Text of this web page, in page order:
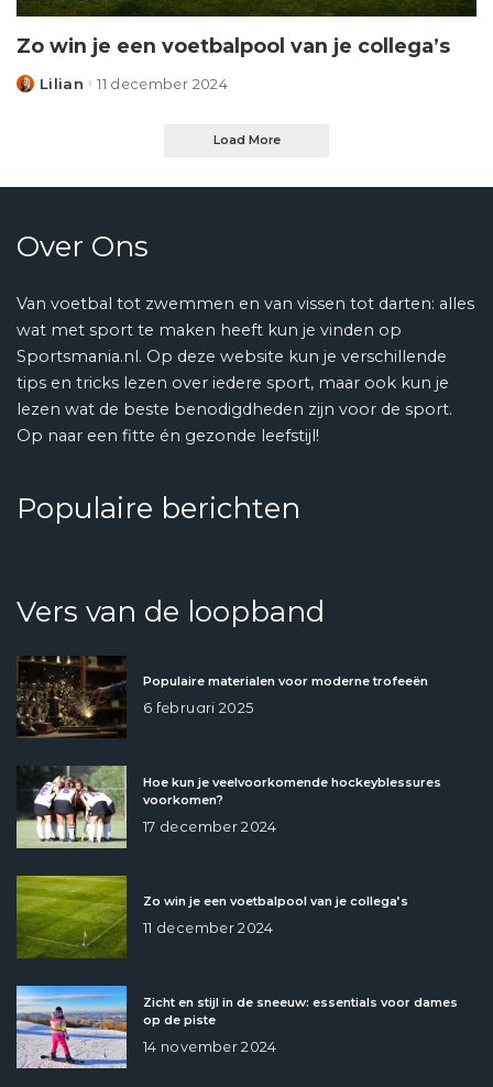
Zo win je een voetbalpool van je collega’s
Posted
Lilian 11 december 2024
Load More
Over Ons
Van voetbal tot zwemmen en van vissen tot darten: alles
wat met sport te maken heeft kun je vinden op
Sportsmania.nl. Op deze website kun je verschillende
tips en tricks lezen over iedere sport, maar ook kun je
lezen wat de beste benodigdheden zijn voor de sport.
Op naar een fitte én gezonde leefstijl!
Populaire berichten
Vers van de loopband
Populaire materialen voor moderne trofeeën
6 februari 2025
Hoe kun je veelvoorkomende hockeyblessures
voorkomen?
17 december 2024
Zo win je een voetbalpool van je collega’s
11 december 2024
Zicht en stijl in de sneeuw: essentials voor dames
op de piste
14 november 2024